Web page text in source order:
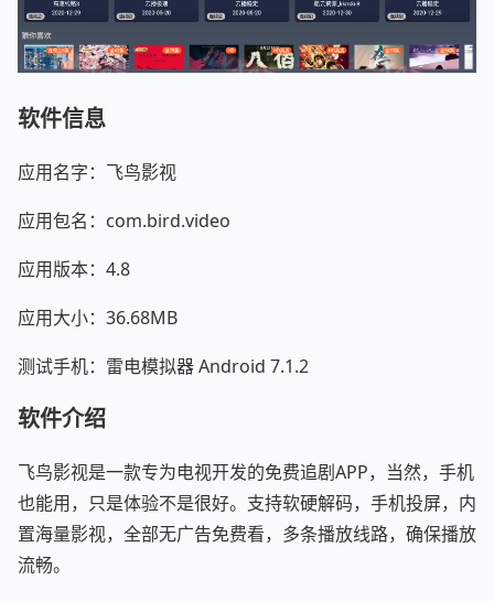
软件信息
应用名字：飞鸟影视
应用包名：com.bird.video
应用版本：4.8
应用大小：36.68MB
测试手机：雷电模拟器 Android 7.1.2
软件介绍
飞鸟影视是一款专为电视开发的免费追剧APP，当然，手机
也能用，只是体验不是很好。支持软硬解码，手机投屏，内
置海量影视，全部无广告免费看，多条播放线路，确保播放
流畅。